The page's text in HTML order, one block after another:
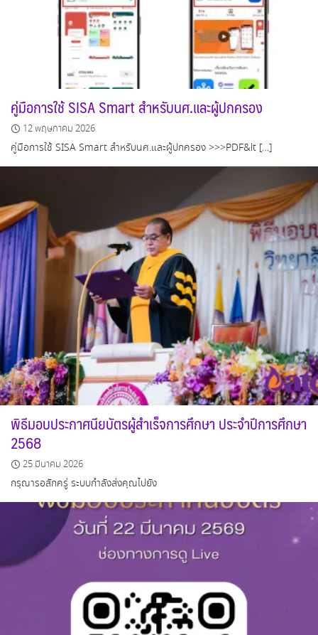
คู่มือการใช้ SISA Smart สำหรับนศ.และผู้ปกครอง
12 พฤษภาคม 2026
คู่มือการใช้ SISA Smart สำหรับนศ.และผู้ปกครอง >>>PDF&lt […]
พิธีมอบประกาศนียบัตรผู้สำเร็จการศึกษา ประจำปีการศึกษา
2568
25 มีนาคม 2026
กรุณารอสักครู่ ระบบกำลังส่งคุณไปยัง